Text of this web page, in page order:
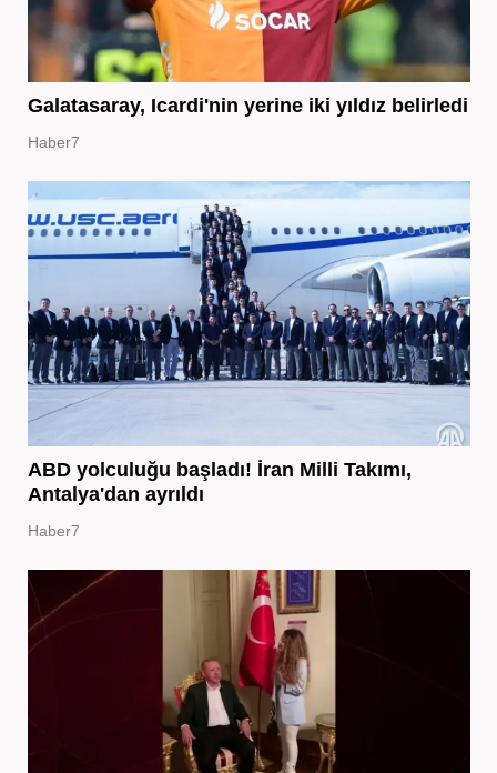
Galatasaray, Icardi'nin yerine iki yıldız belirledi
Haber7
ABD yolculuğu başladı! İran Milli Takımı,
Antalya'dan ayrıldı
Haber7